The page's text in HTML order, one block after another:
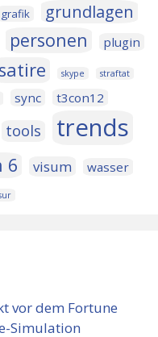
grafik grundlagen
personen plugin
satire skype straftat
sync t3con12
tools trends
6 visum
wasser
vor dem Fortune
Simulation